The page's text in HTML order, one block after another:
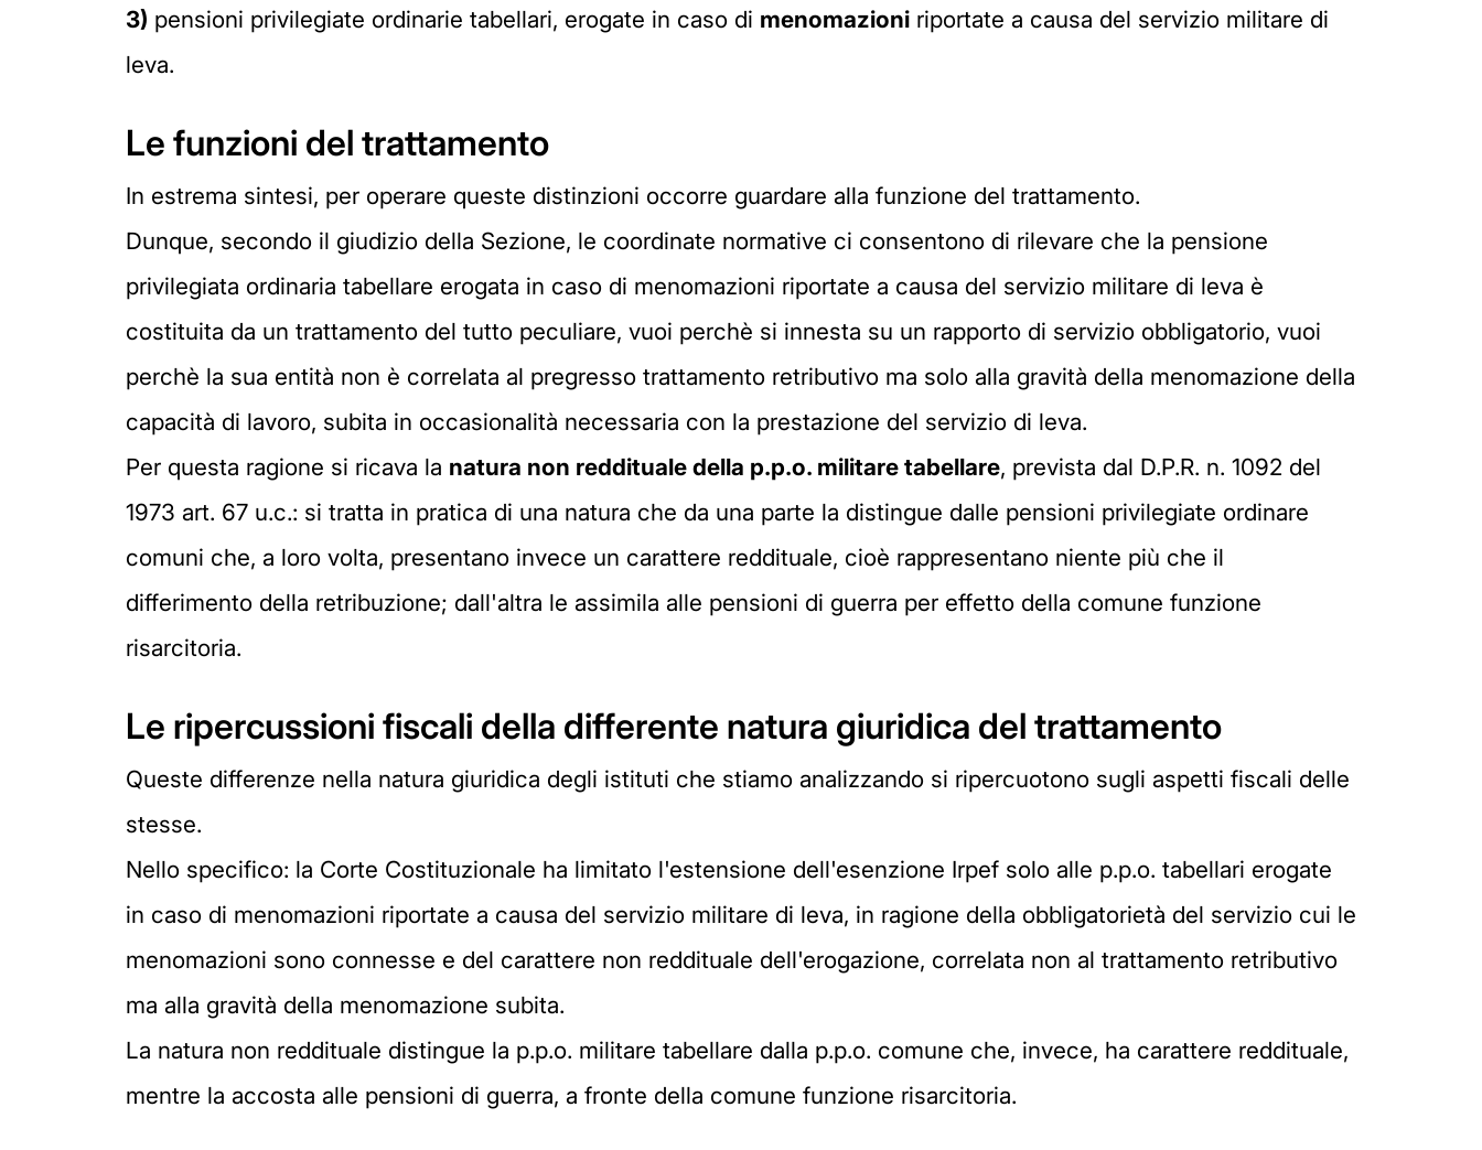
3) pensioni privilegiate ordinarie tabellari, erogate in caso di menomazioni riportate a causa del servizio militare di
leva.
Le funzioni del trattamento
In estrema sintesi, per operare queste distinzioni occorre guardare alla funzione del trattamento.
Dunque, secondo il giudizio della Sezione, le coordinate normative ci consentono di rilevare che la pensione
privilegiata ordinaria tabellare erogata in caso di menomazioni riportate a causa del servizio militare di leva è
costituita da un trattamento del tutto peculiare, vuoi perchè si innesta su un rapporto di servizio obbligatorio, vuoi
perchè la sua entità non è correlata al pregresso trattamento retributivo ma solo alla gravità della menomazione della
capacità di lavoro, subita in occasionalità necessaria con la prestazione del servizio di leva.
Per questa ragione si ricava la natura non reddituale della p.p.o. militare tabellare, prevista dal D.P.R. n. 1092 del
1973 art. 67 u.c.: si tratta in pratica di una natura che da una parte la distingue dalle pensioni privilegiate ordinare
comuni che, a loro volta, presentano invece un carattere reddituale, cioè rappresentano niente più che il
differimento della retribuzione; dall'altra le assimila alle pensioni di guerra per effetto della comune funzione
risarcitoria.
Le ripercussioni fiscali della differente natura giuridica del trattamento
Queste differenze nella natura giuridica degli istituti che stiamo analizzando si ripercuotono sugli aspetti fiscali delle
stesse.
Nello specifico: la Corte Costituzionale ha limitato l'estensione dell'esenzione Irpef solo alle p.p.o. tabellari erogate
in caso di menomazioni riportate a causa del servizio militare di leva, in ragione della obbligatorietà del servizio cui le
menomazioni sono connesse e del carattere non reddituale dell'erogazione, correlata non al trattamento retributivo
ma alla gravità della menomazione subita.
La natura non reddituale distingue la p.p.o. militare tabellare dalla p.p.o. comune che, invece, ha carattere reddituale,
mentre la accosta alle pensioni di guerra, a fronte della comune funzione risarcitoria.